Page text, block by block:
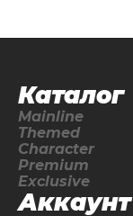
Каталог
Mainline
Themed
Character
Premium
Exclusive
Аккаунт